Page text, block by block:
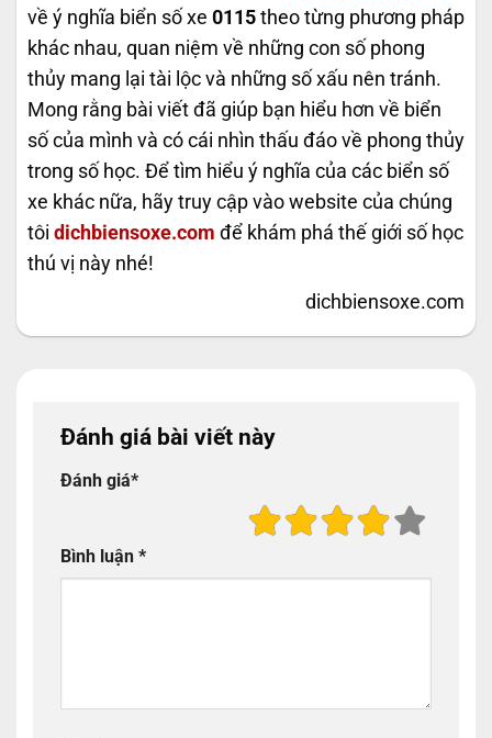
về ý nghĩa biển số xe 0115 theo từng phương pháp
khác nhau, quan niệm về những con số phong
thủy mang lại tài lộc và những số xấu nên tránh.
Mong rằng bài viết đã giúp bạn hiểu hơn về biển
số của mình và có cái nhìn thấu đáo về phong thủy
trong số học. Để tìm hiểu ý nghĩa của các biển số
xe khác nữa, hãy truy cập vào website của chúng
tôi dichbiensoxe.com để khám phá thế giới số học
thú vị này nhé!
dichbiensoxe.com
Đánh giá bài viết này
Đánh giá*
Bình luận *